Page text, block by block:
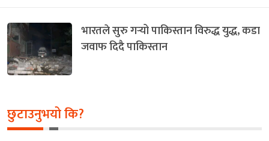
भारतले सुरु गर्‍यो पाकिस्तान विरुद्ध युद्ध, कडा
जवाफ दिदै पाकिस्तान
छुटाउनुभयो कि?